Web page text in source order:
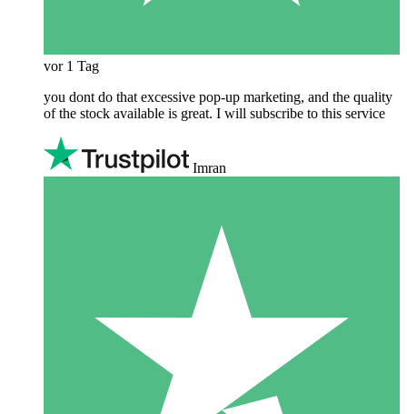
vor 1 Tag
you dont do that excessive pop-up marketing, and the quality
of the stock available is great. I will subscribe to this service
Imran